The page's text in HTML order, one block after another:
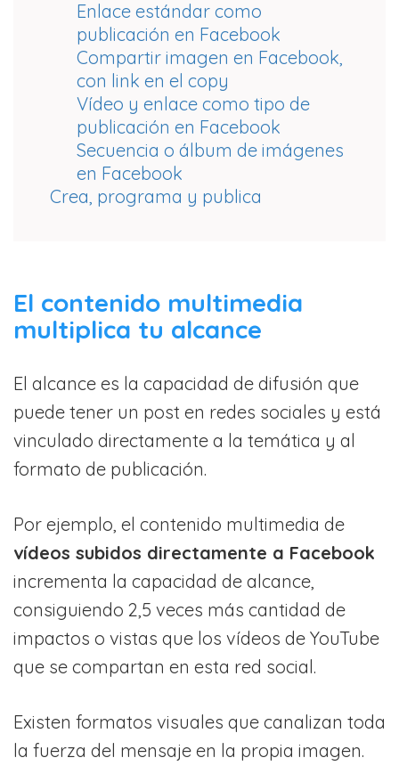
Enlace estándar como
publicación en Facebook
Compartir imagen en Facebook,
con link en el copy
Vídeo y enlace como tipo de
publicación en Facebook
Secuencia o álbum de imágenes
en Facebook
Crea, programa y publica
El contenido multimedia
multiplica tu alcance
El alcance es la capacidad de difusión que
puede tener un post en redes sociales y está
vinculado directamente a la temática y al
formato de publicación.
Por ejemplo, el contenido multimedia de
vídeos subidos directamente a Facebook
incrementa la capacidad de alcance,
consiguiendo 2,5 veces más cantidad de
impactos o vistas que los vídeos de YouTube
que se compartan en esta red social.
Existen formatos visuales que canalizan toda
la fuerza del mensaje en la propia imagen.